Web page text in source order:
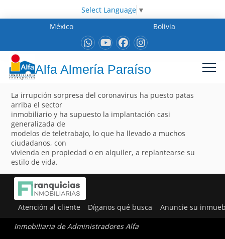
Select Language ▼
México
Bolivia
Alfa Almería Paraíso
La irrupción sorpresa del coronavirus ha puesto patas
arriba el sector
inmobiliario y ha supuesto la implantación casi
generalizada de
modelos de teletrabajo, lo que ha llevado a muchos
ciudadanos, con
vivienda en propiedad o en alquiler, a replantearse su
estilo de vida.
Atención al cliente Díganos qué busca Anuncie su
Inmobiliaria de Administradores Alfa